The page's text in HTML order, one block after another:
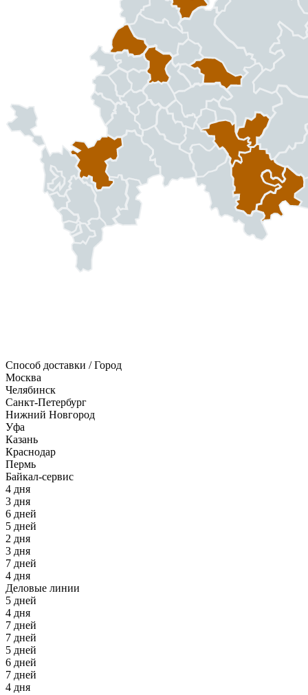
Способ доставки / Город
Москва
Челябинск
Санкт-Петербург
Нижний Новгород
Уфа
Казань
Краснодар
Пермь
Байкал-сервис
4 дня
3 дня
6 дней
5 дней
2 дня
3 дня
7 дней
4 дня
Деловые линии
5 дней
4 дня
7 дней
7 дней
5 дней
6 дней
7 дней
4 дня